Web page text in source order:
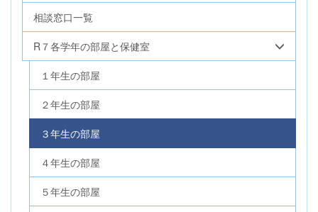
相談窓口一覧
R７各学年の部屋と保健室
１年生の部屋
２年生の部屋
３年生の部屋
４年生の部屋
５年生の部屋